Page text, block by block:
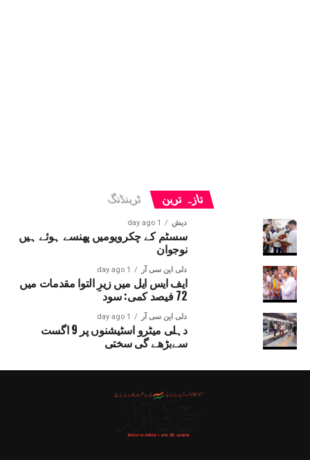
تازہ ترین ٹرینڈنگ
دیش 1 day ago
سسٹم کے چکرویومیں پھنسے ہوئے ہیں
نوجوان
دلی این سی آر 1 day ago
ایف ایس ایل میں زیرِ التوا مقدمات میں
72 فیصد کمی: سود
دلی این سی آر 1 day ago
دہلی میٹرو اسٹیشنوں پر 9 اگست
سےبڑھے گی سختی